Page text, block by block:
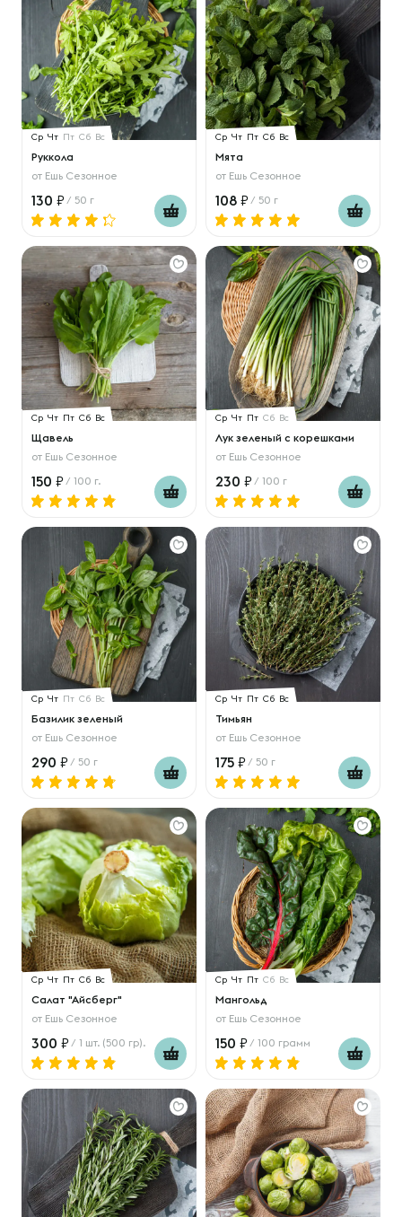
Ср Чт Пт Сб Вс
Руккола
от Ешь Сезонное
130 / 50 г
Ср Чт Пт Сб Вс
Мята
от Ешь Сезонное
108 / 50 г
Ср Чт Пт Сб Вс
Щавель
от Ешь Сезонное
150 / 100 г.
Ср Чт Пт Сб Вс
Лук зеленый с корешками
от Ешь Сезонное
230 / 100 г
Ср Чт Пт Сб Вс
Базилик зеленый
от Ешь Сезонное
290 / 50 г
Ср Чт Пт Сб Вс
Тимьян
от Ешь Сезонное
175 / 50 г
Ср Чт Пт Сб Вс
Салат "Айсберг"
от Ешь Сезонное
300 / 1 шт. (500 гр).
Ср Чт Пт Сб Вс
Мангольд
от Ешь Сезонное
150 / 100 грамм